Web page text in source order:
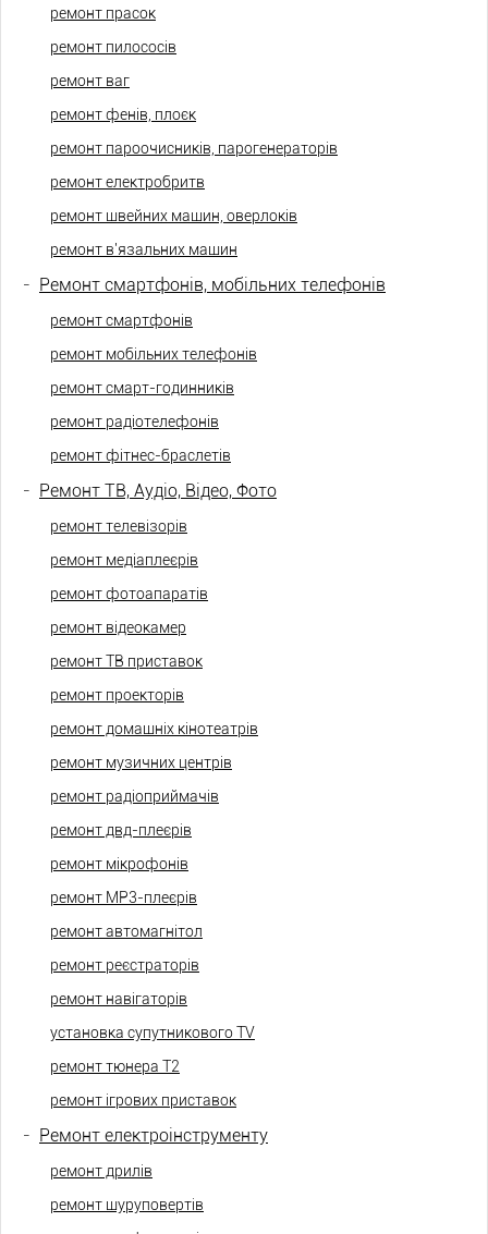
ремонт прасок
ремонт пилососів
ремонт ваг
ремонт фенів, плоєк
ремонт пароочисників, парогенераторів
ремонт електробритв
ремонт швейних машин, оверлоків
ремонт в'язальних машин
- Ремонт смартфонів, мобільних телефонів
ремонт смартфонів
ремонт мобільних телефонів
ремонт смарт-годинників
ремонт радіотелефонів
ремонт фітнес-браслетів
- Ремонт ТВ, Аудіо, Відео, Фото
ремонт телевізорів
ремонт медіаплеєрів
ремонт фотоапаратів
ремонт відеокамер
ремонт ТВ приставок
ремонт проекторів
ремонт домашніх кінотеатрів
ремонт музичних центрів
ремонт радіоприймачів
ремонт двд-плеєрів
ремонт мікрофонів
ремонт МР3-плеєрів
ремонт автомагнітол
ремонт реєстраторів
ремонт навігаторів
установка супутникового TV
ремонт тюнера Т2
ремонт ігрових приставок
- Ремонт електроінструменту
ремонт дрилів
ремонт шуруповертів